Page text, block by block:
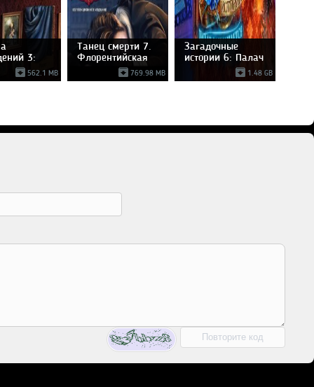
3:
562.1 MB
Танец смерти 7.
Флорентийская
769.98 MB
Загадочные
истории 6: Палач
1.48 GB